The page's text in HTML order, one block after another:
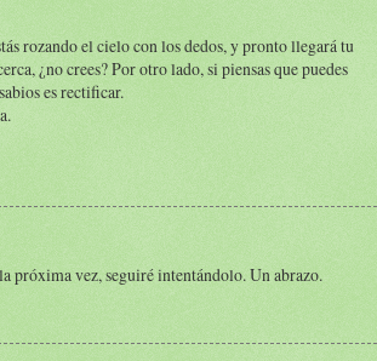
rozando el cielo con los dedos, y pronto llegará tu
¿no crees? Por otro lado, si piensas que puedes
es rectificar.
próxima vez, seguiré intentándolo. Un abrazo.